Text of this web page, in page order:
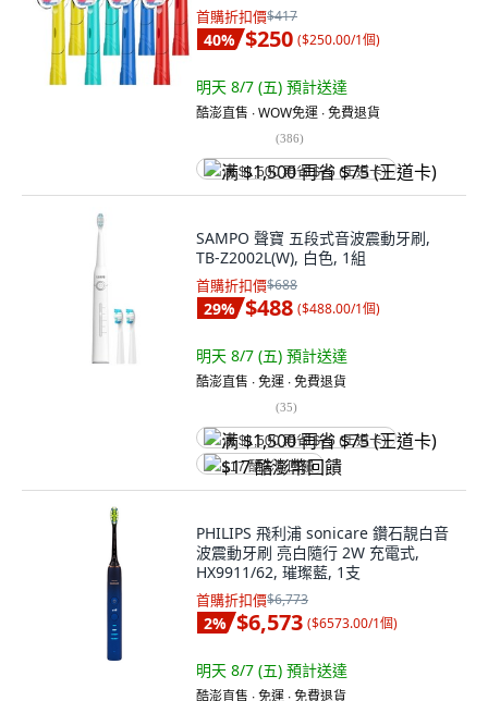
首購折扣價$417
40% $250 ($250.00/1個)
明天 8/7 (五) 預計送達
酷澎直售 ∙ WOW免運 ∙ 免費退貨
(386)
满 $1,500 再省 $75 (王道卡)
SAMPO 聲寶 五段式音波震動牙刷,
TB-Z2002L(W), 白色, 1組
首購折扣價$688
29% $488 ($488.00/1個)
明天 8/7 (五) 預計送達
酷澎直售 ∙ 免運 ∙ 免費退貨
(35)
满 $1,500 再省 $75 (王道卡)
$17 酷澎幣回饋
PHILIPS 飛利浦 sonicare 鑽石靚白音
波震動牙刷 亮白隨行 2W 充電式,
HX9911/62, 璀璨藍, 1支
首購折扣價$6,773
2% $6,573 ($6573.00/1個)
明天 8/7 (五) 預計送達
酷澎直售 ∙ 免運 ∙ 免費退貨